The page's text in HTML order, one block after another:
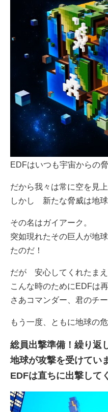
EDFはいつも宇宙からの
だから我々は常に空を見
しかし 新たな脅威は地球
その名はガイアーク。
突如現れたその巨人が地
たのだ！
だが 安心してくれたまえ
こんな時のためにEDFは
さあコマンダー、君のチ
もう一度、ともに地球の
総員出撃準備！繰り返
地球が攻撃を受けてい
EDFは直ちに出撃して